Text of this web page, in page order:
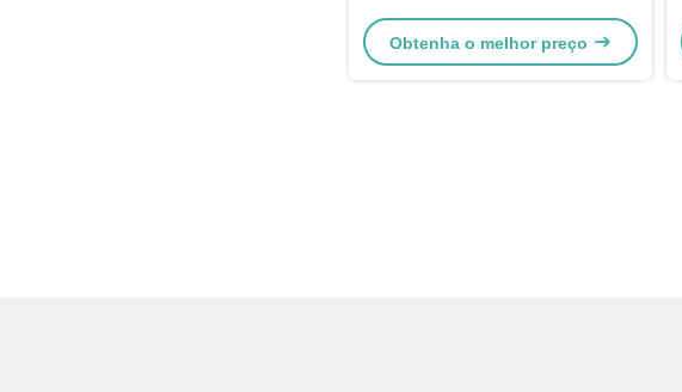
torre 3 multi
Obtenha o melhor preço